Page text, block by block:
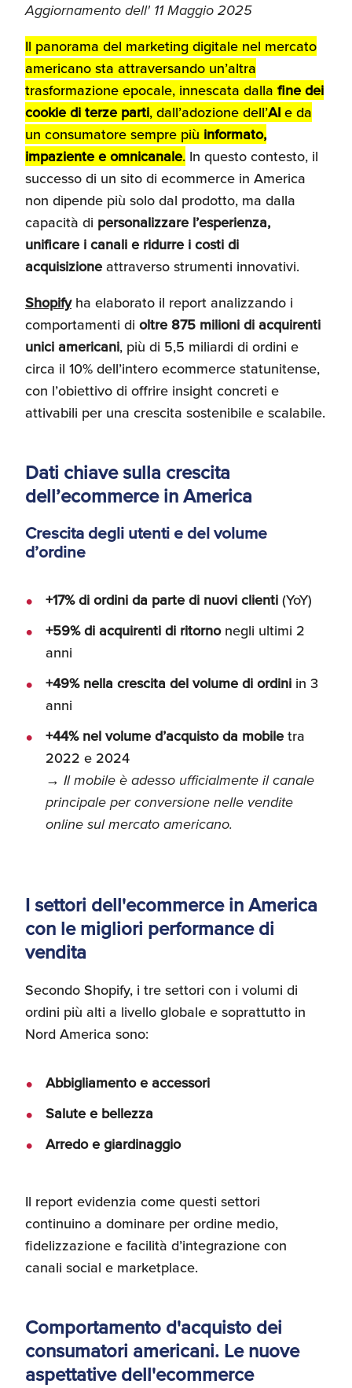
Aggiornamento dell' 11 Maggio 2025
Il panorama del marketing digitale nel mercato
americano sta attraversando un’altra
trasformazione epocale, innescata dalla fine dei
cookie di terze parti, dall’adozione dell’AI e da
un consumatore sempre più informato,
impaziente e omnicanale. In questo contesto, il
successo di un sito di ecommerce in America
non dipende più solo dal prodotto, ma dalla
capacità di personalizzare l’esperienza,
unificare i canali e ridurre i costi di
acquisizione attraverso strumenti innovativi.
Shopifyha elaborato il report analizzando i
comportamenti di oltre 875 milioni di acquirenti
unici americani, più di 5,5 miliardi di ordini e
circa il 10% dell’intero ecommerce statunitense,
con l’obiettivo di offrire insight concreti e
attivabili per una crescita sostenibile e scalabile.
Dati chiave sulla crescita
dell’ecommerce in America
Crescita degli utenti e del volume
d’ordine
+17% di ordini da parte di nuovi clienti (YoY)
+59% di acquirenti di ritornonegli ultimi 2
anni
+49% nella crescita del volume di ordini in 3
anni
+44% nel volume d’acquisto da mobile tra
2022 e 2024
→ Il mobile è adesso ufficialmente il canale
principale per conversione nelle vendite
online sul mercato americano.
I settori dell'ecommerce in America
con le migliori performance di
vendita
Secondo Shopify, i tre settori con i volumi di
ordini più alti a livello globale e soprattutto in
Nord America sono:
Abbigliamento e accessori
Salute e bellezza
Arredo e giardinaggio
Il report evidenzia come questi settori
continuino a dominare per ordine medio,
fidelizzazione e facilità d’integrazione con
canali social e marketplace.
Comportamento d'acquisto dei
consumatori americani. Le nuove
aspettative dell'ecommerce